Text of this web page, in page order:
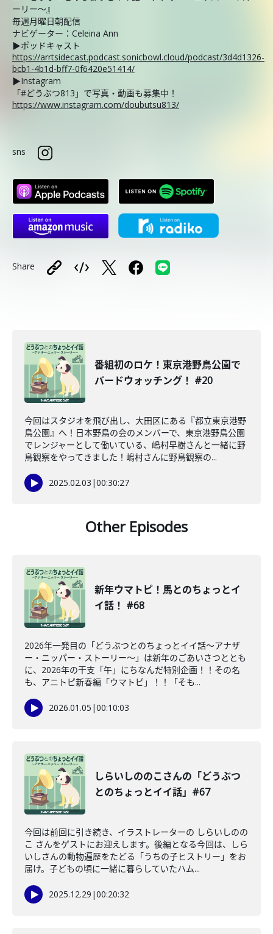
ーリー～』
毎週月曜日朝配信
ナビゲーター：Celeina Ann
▶ポッドキャスト
https://arrtsidecast.podcast.sonicbowl.cloud/podcast/3d4d1326-
bcb1-4b1d-bff7-0f6420e51414/
▶Instagram
「#どうぶつ813」で写真・動画も募集中！
https://www.instagram.com/doubutsu813/
sns
Share
番組初のロケ！東京港野鳥公園で
バードウォッチング！ #20
今回はスタジオを飛び出し、大田区にある『都立東京港野
鳥公園』へ！日本野鳥の会のメンバーで、東京港野鳥公園
でレンジャーとして働いている、嶋村早樹さんと一緒に野
鳥観察をやってきました！嶋村さんに野鳥観察の...
2025.02.03 |00:30:27
Other Episodes
新年ウマトピ！馬とのちょっとイ
イ話！ #68
2026年一発目の「どうぶつとのちょっとイイ話〜アナザ
ー・ニッパー・ストーリー〜」は新年のごあいさつととも
に、2026年の干支「午」にちなんだ特別企画！！その名
も、アニトピ新春編「ウマトピ」！！「そも...
2026.01.05 |00:10:03
しらいしののこさんの「どうぶつ
とのちょっとイイ話」#67
今回は前回に引き続き、イラストレーターの しらいしのの
こ さんをゲストにお迎えします。後編となる今回は、しら
いしさんの動物遍歴をたどる「うちの子ヒストリー」をお
届け。子どもの頃に一緒に暮らしていたハム...
2025.12.29 |00:20:32